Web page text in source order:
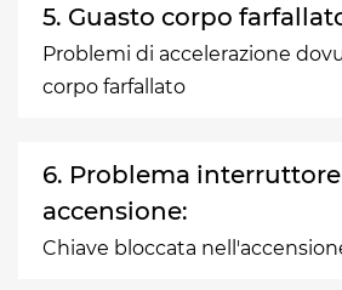
5. Guasto corpo
Problemi di accelerazione
corpo farfallato
6. Problema
accensione:
Chiave bloccata